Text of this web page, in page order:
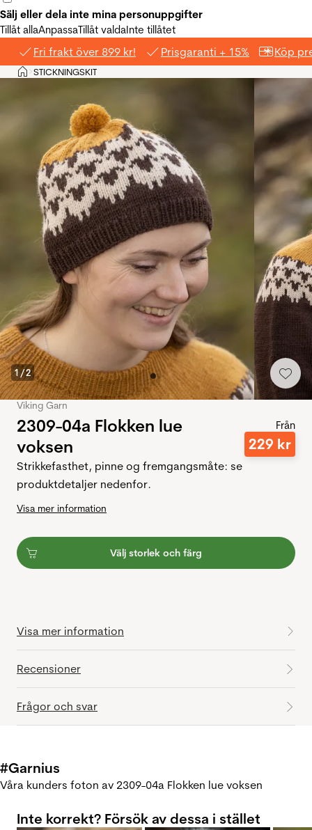
Sälj eller dela inte mina personuppgifter
Tillåt allaAnpassaTillåt valdaInte tillåtet
Fri frakt över 899 kr! Prisgaranti + 15% Köp
Hem
>STICKNINGSKIT
1 /2
Viking Garn
2309-04a Flokken lue
voksen
Från
229 kr
Strikkefasthet, pinne og fremgangsmåte: se
produktdetaljer nedenfor.
Visa mer information
Välj storlek och färg
Visa mer information
Recensioner
Frågor och svar
#Garnius
Våra kunders foton av 2309-04a Flokken lue voksen
Inte korrekt? Försök av dessa i stället